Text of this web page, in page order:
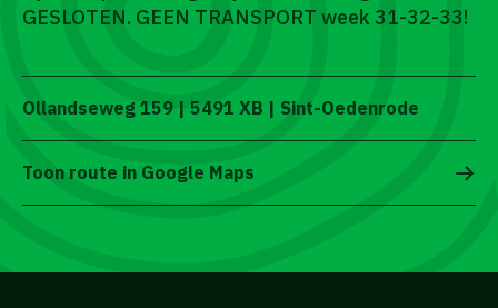
GESLOTEN. GEEN TRANSPORT week 31-32-33!
Ollandseweg 159 | 5491 XB | Sint-Oedenrode
Toon route in Google Maps